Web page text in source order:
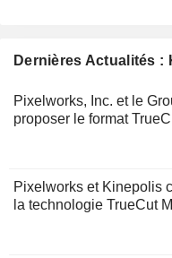
Dernières Actualités :
Pixelworks, Inc. et le
proposer le format
Pixelworks et Kinepolis
la technologie TrueCut